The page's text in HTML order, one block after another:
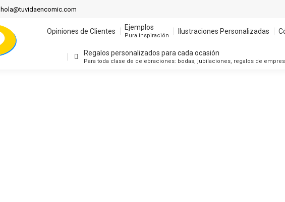
hola@tuvidaencomic.com
Opiniones de Clientes Ejemplos
Pura inspiración
Ilustraciones Personalizadas
Regalos personalizados para cada ocasión
Para toda clase de celebraciones: bodas, jubilaciones, regalos de
Opiniones de Clientes
Regalos personalizados para cada ocasión